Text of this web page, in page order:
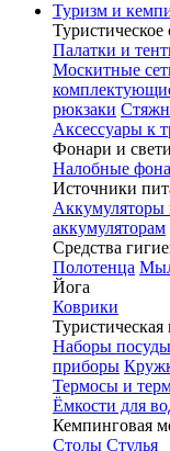
Туризм и
Палатки и
Москитные
рюкзаки
Аксессуары к
Фонари и
Налобные
Источники
Аккумуляторы
аккумуляторам
Средства
Полотенца
Йога
Коврики
Туристическая
Наборы посуды
приборы
Термосы и
Ёмкости для
Кемпинговая
Столы Стулья